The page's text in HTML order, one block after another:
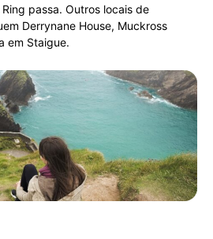
passa. Outros locais de
Derrynane House, Muckross
em Staigue.